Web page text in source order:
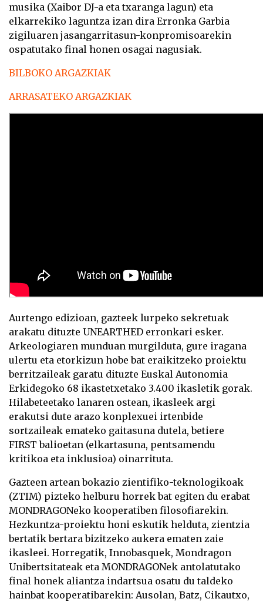
musika (Xaibor DJ-a eta txaranga lagun) eta
elkarrekiko laguntza izan dira Erronka Garbia
zigiluaren jasangarritasun-konpromisoarekin
ospatutako final honen osagai nagusiak.
BILBOKO ARGAZKIAK
ARRASATEKO ARGAZKIAK
Aurtengo edizioan, gazteek lurpeko sekretuak
arakatu dituzte UNEARTHED erronkari esker.
Arkeologiaren munduan murgilduta, gure iragana
ulertu eta etorkizun hobe bat eraikitzeko proiektu
berritzaileak garatu dituzte Euskal Autonomia
Erkidegoko 68 ikastetxetako 3.400 ikasletik gorak.
Hilabeteetako lanaren ostean, ikasleek argi
erakutsi dute arazo konplexuei irtenbide
sortzaileak emateko gaitasuna dutela, betiere
FIRST balioetan (elkartasuna, pentsamendu
kritikoa eta inklusioa) oinarrituta.
Gazteen artean bokazio zientifiko-teknologikoak
(ZTIM) pizteko helburu horrek bat egiten du erabat
MONDRAGONeko kooperatiben filosofiarekin.
Hezkuntza-proiektu honi eskutik helduta, zientzia
bertatik bertara bizitzeko aukera ematen zaie
ikasleei. Horregatik, Innobasquek, Mondragon
Unibertsitateak eta MONDRAGONek antolatutako
final honek aliantza indartsua osatu du taldeko
hainbat kooperatibarekin: Ausolan, Batz, Cikautxo,